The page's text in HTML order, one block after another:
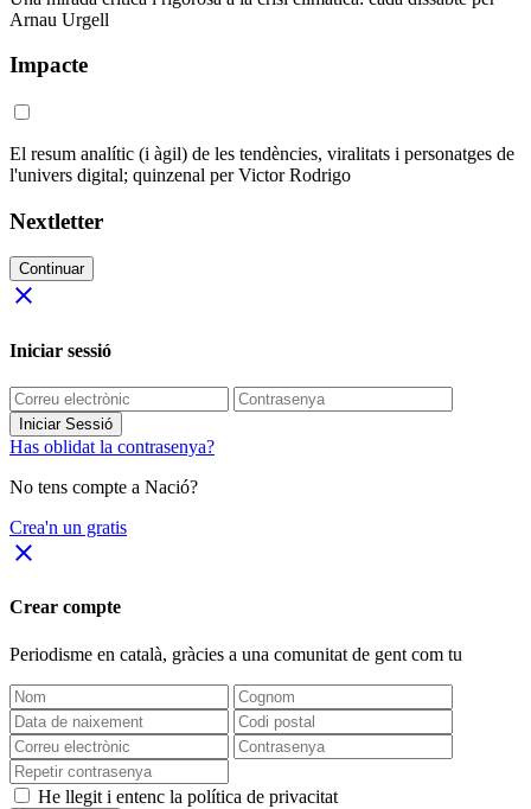
Arnau Urgell
Impacte
El resum analític (i àgil) de les tendències, viralitats i personatges de
l'univers digital; quinzenal per Victor Rodrigo
Nextletter
Continuar
close
Iniciar sessió
Iniciar Sessió
Has oblidat la contrasenya?
No tens compte a Nació?
Crea'n un gratis
close
Crear compte
Periodisme en català, gràcies a una comunitat de gent com tu
He llegit i entenc la política de privacitat